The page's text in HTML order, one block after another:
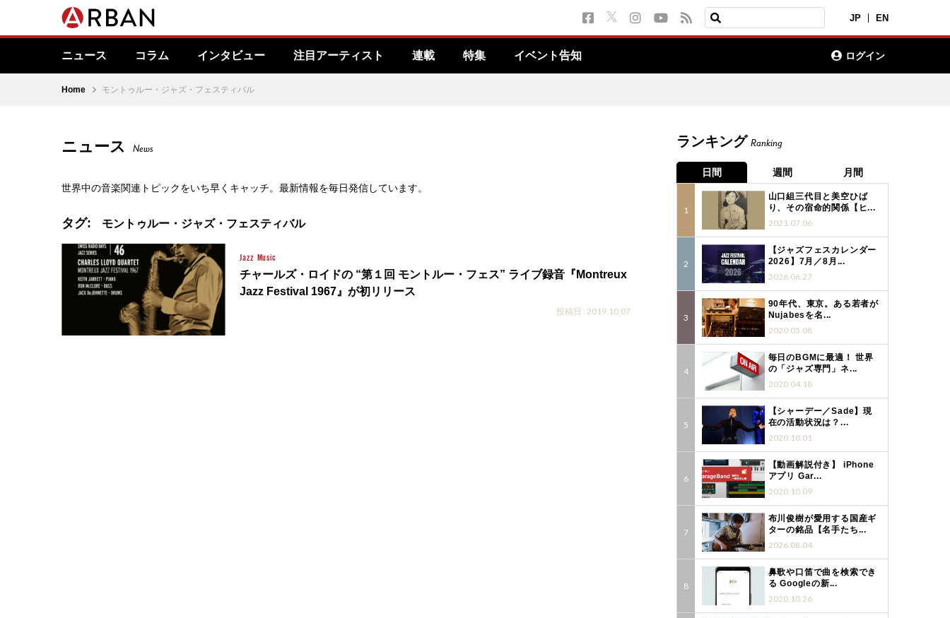
JP EN
ニュース コラム インタビュー 注目アーティスト 連載 特集 イベント告知 ログイン
Home モントゥルー・ジャズ・フェスティバル
ニュース News
世界中の音楽関連トピックをいち早くキャッチ。最新情報を毎日発信しています。
タグ: モントゥルー・ジャズ・フェスティバル
Jazz Music
チャールズ・ロイドの “第１回 モントルー・フェス” ライブ録音『Montreux
Jazz Festival 1967』が初リリース
投稿日 : 2019.10.07
ランキング Ranking
日間 週間 月間
山口組三代目と美空ひば
り、その宿命的関係【ヒ...
2021.07.06
【ジャズフェスカレンダー
2026】7月／8月...
2026.06.27
90年代、東京。ある若者が
Nujabesを名...
2020.05.08
毎日のBGMに最適！ 世界
の「ジャズ専門」ネ...
2020.04.18
【シャーデー／Sade】現
在の活動状況は？...
2020.10.01
【動画解説付き】 iPhone
アプリ Gar...
2020.10.09
布川俊樹が愛用する国産ギ
ターの銘品【名手たち...
2026.08.04
鼻歌や口笛で曲を検索でき
る Googleの新...
2020.10.26